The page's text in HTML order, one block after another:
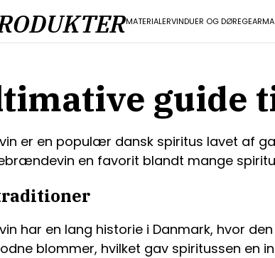
MATERIALERVINDUER OG DØREGEAR
guide
er en populær dansk spiritus lavet af
en favorit blandt mange
har en lang historie i Danmark, hvor
blommer, hvilket gav spiritussen en